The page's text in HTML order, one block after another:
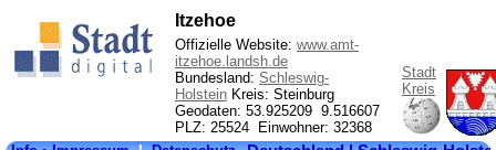
Itzehoe
Offizielle Website: www.amt-
itzehoe.landsh.de
Bundesland: Schleswig-
Holstein Kreis: Steinburg
Geodaten: 53.925209 9.516607
PLZ: 25524 Einwohner: 32368
Stadt
Kreis